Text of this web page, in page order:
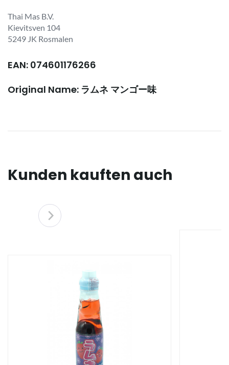
Thai Mas B.V.
Kievitsven 104
5249 JK Rosmalen
EAN: 074601176266
Original Name: ラムネ マンゴー味
Kunden kauften auch